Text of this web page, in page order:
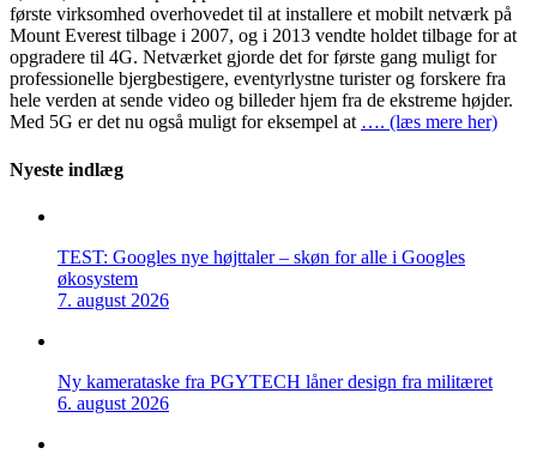
første virksomhed overhovedet til at installere et mobilt netværk på
Mount Everest tilbage i 2007, og i 2013 vendte holdet tilbage for at
opgradere til 4G. Netværket gjorde det for første gang muligt for
professionelle bjergbestigere, eventyrlystne turister og forskere fra
hele verden at sende video og billeder hjem fra de ekstreme højder.
Med 5G er det nu også muligt for eksempel at …. (læs mere her)
Nyeste indlæg
TEST: Googles nye højttaler – skøn for alle i Googles
økosystem
7. august 2026
Ny kamerataske fra PGYTECH låner design fra militæret
6. august 2026